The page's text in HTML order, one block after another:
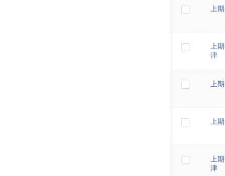
上
上
津
上
上
上
津